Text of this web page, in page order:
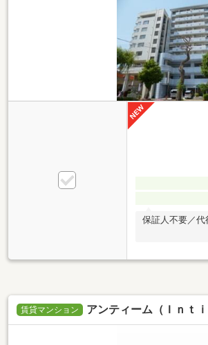
保証人不要／代
賃貸マンション アンティーム（Ｉｎｔｉ